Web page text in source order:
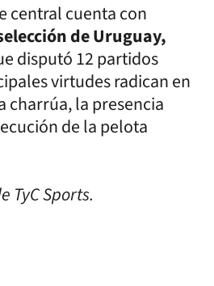
central cuenta con
de Uruguay,
disputó 12 partidos
virtudes radican en
charrúa, la presencia
de la pelota
TyC Sports.